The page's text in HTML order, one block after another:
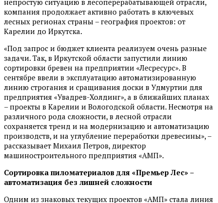
непростую ситуацию в лесоперерабатывающей отрасли,
компания продолжает активно работать в ключевых
лесных регионах страны – география проектов: от
Карелии до Иркутска.
«Под запрос и бюджет клиента реализуем очень разные
задачи. Так, в Иркутской области запустили линию
сортировки бревен на предприятии «Лесресурс». В
сентябре ввели в эксплуатацию автоматизированную
линию строгания и сращивания доски в Удмуртии для
предприятия «Увадрев-Холдинг», а в ближайших планах
– проекты в Карелии и Вологодской области. Несмотря на
различного рода сложности, в лесной отрасли
сохраняется тренд и на модернизацию и автоматизацию
производств, и на углубление переработки древесины», –
рассказывает Михаил Петров, директор
машиностроительного предприятия «АМП».
Сортировка пиломатериалов для «Премьер Лес» –
автоматизация без лишней сложности
Одним из знаковых текущих проектов «АМП» стала линия